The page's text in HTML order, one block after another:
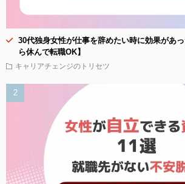
30代独身女性が仕事を辞めたい時に効果があ
ら休んで転職OK】
キャリアチェンジのトリセツ